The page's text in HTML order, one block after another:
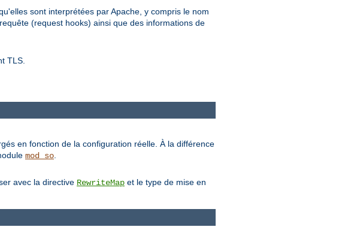
sont interprétées par Apache, y compris le nom
(request hooks) ainsi que des informations de
TLS.
en fonction de la configuration réelle. À la différence
mod_so.
avec la directive RewriteMap et le type de mise en